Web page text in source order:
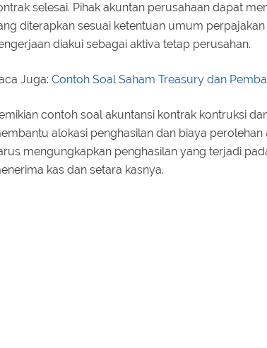
selesai. Pihak akuntan perusahaan dapat
diterapkan sesuai ketentuan umum
diakui sebagai aktiva tetap perusahan.
Juga: Contoh Soal Saham Treasury dan
contoh soal akuntansi kontrak kontruksi
alokasi penghasilan dan biaya
mengungkapkan penghasilan yang terjadi
kas dan setara kasnya.